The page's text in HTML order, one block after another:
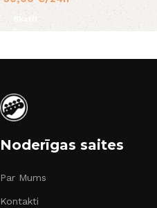
Skatīt
Noderīgas saites
Par Mums
Kontakti